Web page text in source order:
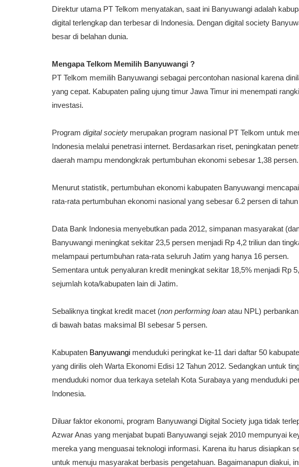
Direktur utama PT Telkom menyatakan, saat ini Banyuwangi adalah
digital terlengkap dan terbesar di Indonesia. Dengan digital society
besar di belahan dunia.
Mengapa Telkom Memilih Banyuwangi ?
PT Telkom memilih Banyuwangi sebagai percontohan nasional karena
yang cepat. Kabupaten paling ujung timur Jawa Timur ini menempati
investasi.
Program digital society merupakan program nasional PT Telkom untuk
Indonesia melalui penetrasi internet. Berdasarkan riset, peningkatan
daerah mampu mendongkrak pertumbuhan ekonomi sebesar 1,38 persen.
Menurut statistik, pertumbuhan ekonomi kabupaten Banyuwangi
rata-rata pertumbuhan ekonomi nasional yang sebesar 6.2 persen di
Data Bank Indonesia menyebutkan pada 2012, simpanan masyarakat
Banyuwangi meningkat sekitar 23,5 persen menjadi Rp 4,2 triliun dan
melampaui pertumbuhan rata-rata seluruh Jatim yang hanya 16 persen.
Sementara untuk penyaluran kredit meningkat sekitar 18,5% menjadi Rp
sejumlah kota/kabupaten lain di Jatim.
Sebaliknya tingkat kredit macet (non performing loan atau NPL)
di bawah batas maksimal BI sebesar 5 persen.
Kabupaten Banyuwangi menduduki peringkat ke-11 dari daftar 50
yang dirilis oleh Warta Ekonomi Edisi 12 Tahun 2012. Sedangkan untuk
menduduki nomor dua terkaya setelah Kota Surabaya yang menduduki
Indonesia.
Diluar faktor ekonomi, program Banyuwangi Digital Society juga tidak
Azwar Anas yang menjabat bupati Banyuwangi sejak 2010 mempunyai
mereka yang menguasai teknologi informasi. Karena itu harus disiapkan
untuk menuju masyarakat berbasis pengetahuan. Bagaimanapun diakui,